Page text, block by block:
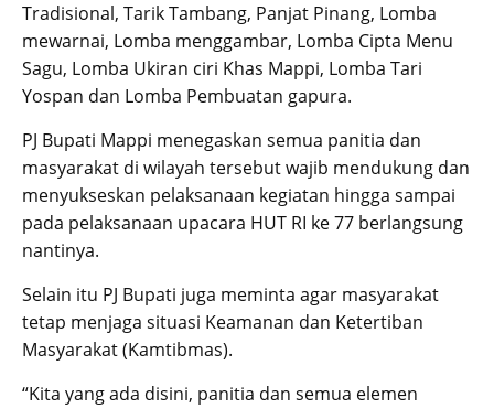
Tradisional, Tarik Tambang, Panjat Pinang, Lomba
mewarnai, Lomba menggambar, Lomba Cipta Menu
Sagu, Lomba Ukiran ciri Khas Mappi, Lomba Tari
Yospan dan Lomba Pembuatan gapura.
PJ Bupati Mappi menegaskan semua panitia dan
masyarakat di wilayah tersebut wajib mendukung dan
menyukseskan pelaksanaan kegiatan hingga sampai
pada pelaksanaan upacara HUT RI ke 77 berlangsung
nantinya.
Selain itu PJ Bupati juga meminta agar masyarakat
tetap menjaga situasi Keamanan dan Ketertiban
Masyarakat (Kamtibmas).
“Kita yang ada disini, panitia dan semua elemen